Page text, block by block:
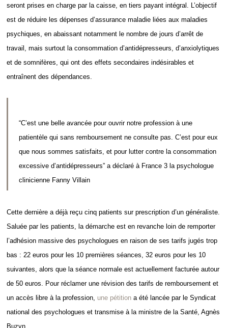
seront prises en charge par la caisse, en tiers payant intégral. L’objectif
est de réduire les dépenses d’assurance maladie liées aux maladies
psychiques, en abaissant notamment le nombre de jours d’arrêt de
travail, mais surtout la consommation d’antidépresseurs, d’anxiolytiques
et de somnifères, qui ont des effets secondaires indésirables et
entraînent des dépendances.
“C’est une belle avancée pour ouvrir notre profession à une
patientèle qui sans remboursement ne consulte pas. C’est pour eux
que nous sommes satisfaits, et pour lutter contre la consommation
excessive d’antidépresseurs” a déclaré à France 3 la psychologue
clinicienne Fanny Villain
Cette dernière a déjà reçu cinq patients sur prescription d’un généraliste.
Saluée par les patients, la démarche est en revanche loin de remporter
l’adhésion massive des psychologues en raison de ses tarifs jugés trop
bas : 22 euros pour les 10 premières séances, 32 euros pour les 10
suivantes, alors que la séance normale est actuellement facturée autour
de 50 euros. Pour réclamer une révision des tarifs de remboursement et
un accès libre à la profession, une pétition a été lancée par le Syndicat
national des psychologues et transmise à la ministre de la Santé, Agnès
Buzyn.